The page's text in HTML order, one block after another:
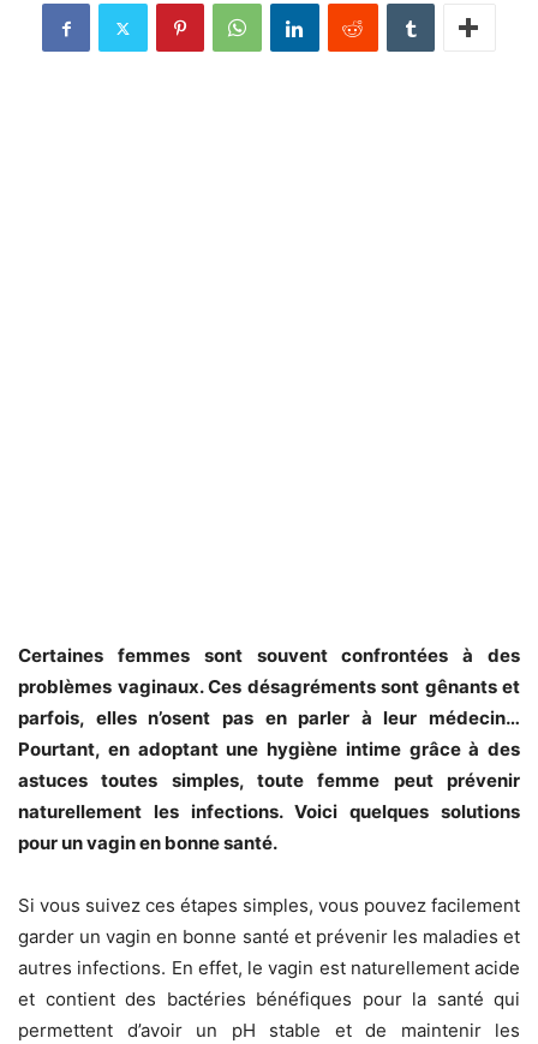
Certaines femmes sont souvent confrontées à des
problèmes vaginaux. Ces désagréments sont gênants et
parfois, elles n’osent pas en parler à leur médecin…
Pourtant, en adoptant une hygiène intime grâce à des
astuces toutes simples, toute femme peut prévenir
naturellement les infections. Voici quelques solutions
pour un vagin en bonne santé.
Si vous suivez ces étapes simples, vous pouvez facilement
garder un vagin en bonne santé et prévenir les maladies et
autres infections. En effet, le vagin est naturellement acide
et contient des bactéries bénéfiques pour la santé qui
permettent d’avoir un pH stable et de maintenir les